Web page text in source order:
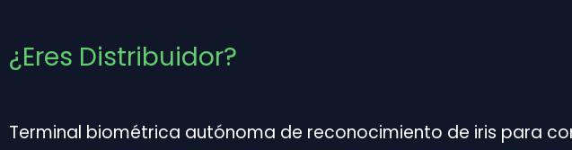
¿Eres Distribuidor?
Terminal biométrica autónoma de reconocimiento de iris para